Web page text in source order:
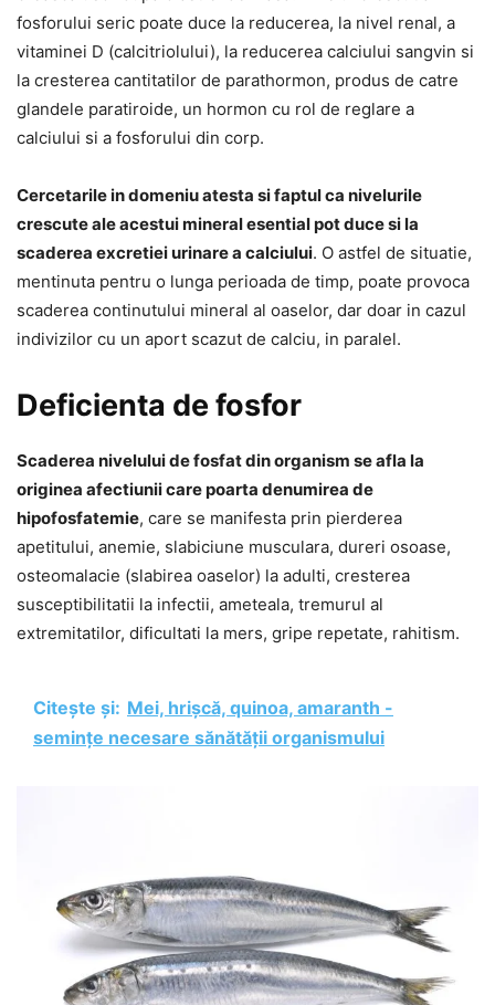
fosforului seric poate duce la reducerea, la nivel renal, a
vitaminei D (calcitriolului), la reducerea calciului sangvin si
la cresterea cantitatilor de parathormon, produs de catre
glandele paratiroide, un hormon cu rol de reglare a
calciului si a fosforului din corp.
Cercetarile in domeniu atesta si faptul ca nivelurile
crescute ale acestui mineral esential pot duce si la
scaderea excretiei urinare a calciului. O astfel de situatie,
mentinuta pentru o lunga perioada de timp, poate provoca
scaderea continutului mineral al oaselor, dar doar in cazul
indivizilor cu un aport scazut de calciu, in paralel.
Deficienta de fosfor
Scaderea nivelului de fosfat din organism se afla la
originea afectiunii care poarta denumirea de
hipofosfatemie, care se manifesta prin pierderea
apetitului, anemie, slabiciune musculara, dureri osoase,
osteomalacie (slabirea oaselor) la adulti, cresterea
susceptibilitatii la infectii, ameteala, tremurul al
extremitatilor, dificultati la mers, gripe repetate, rahitism.
Citește și: Mei, hrișcă, quinoa, amaranth -
semințe necesare sănătății organismului